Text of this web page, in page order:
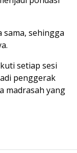
sama, sehingga
setiap sesi
penggerak
madrasah yang